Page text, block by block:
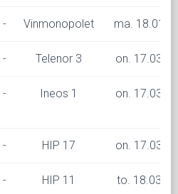
- Vinmonopolet ma. 18.01
- Telenor 3 on. 17.03
- Ineos 1 on. 17.03
- HIP 17 on. 17.03
- HIP 11 to. 18.03